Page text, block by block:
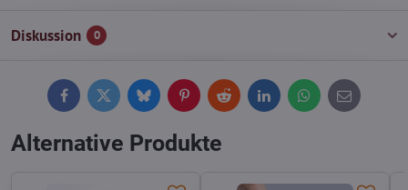
Diskussion 0
FacebookTwitterBlueskyPinterestReddit LinkedInWhatsApp
E-
mail
Alternative Produkte